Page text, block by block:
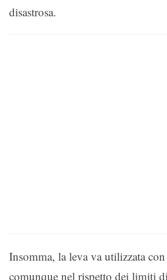
disastrosa.
Insomma, la leva va utilizzata
comunque nel rispetto dei limiti